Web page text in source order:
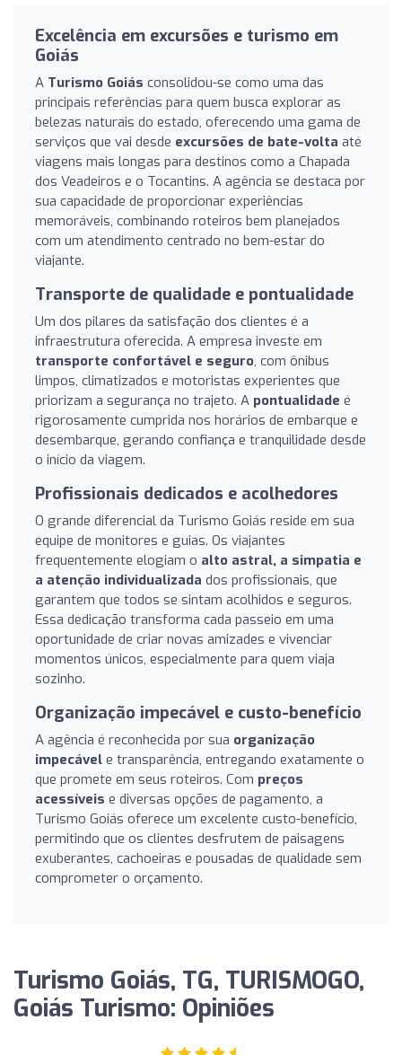
Excelência em excursões e turismo em
Goiás
A Turismo Goiás consolidou-se como uma das
principais referências para quem busca explorar as
belezas naturais do estado, oferecendo uma gama de
serviços que vai desde excursões de bate-volta até
viagens mais longas para destinos como a Chapada
dos Veadeiros e o Tocantins. A agência se destaca por
sua capacidade de proporcionar experiências
memoráveis, combinando roteiros bem planejados
com um atendimento centrado no bem-estar do
viajante.
Transporte de qualidade e pontualidade
Um dos pilares da satisfação dos clientes é a
infraestrutura oferecida. A empresa investe em
transporte confortável e seguro, com ônibus
limpos, climatizados e motoristas experientes que
priorizam a segurança no trajeto. A pontualidade é
rigorosamente cumprida nos horários de embarque e
desembarque, gerando confiança e tranquilidade desde
o início da viagem.
Profissionais dedicados e acolhedores
O grande diferencial da Turismo Goiás reside em sua
equipe de monitores e guias. Os viajantes
frequentemente elogiam o alto astral, a simpatia e
a atenção individualizada dos profissionais, que
garantem que todos se sintam acolhidos e seguros.
Essa dedicação transforma cada passeio em uma
oportunidade de criar novas amizades e vivenciar
momentos únicos, especialmente para quem viaja
sozinho.
Organização impecável e custo-benefício
A agência é reconhecida por sua organização
impecável e transparência, entregando exatamente o
que promete em seus roteiros. Com preços
acessíveis e diversas opções de pagamento, a
Turismo Goiás oferece um excelente custo-benefício,
permitindo que os clientes desfrutem de paisagens
exuberantes, cachoeiras e pousadas de qualidade sem
comprometer o orçamento.
Turismo Goiás, TG, TURISMOGO,
Goiás Turismo: Opiniões